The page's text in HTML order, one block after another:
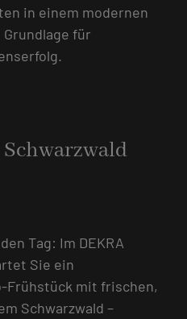
in einem modernen
für
Tag: Im DEKRA
Sie ein
Frühstück mit frischen,
Schwarzwald –